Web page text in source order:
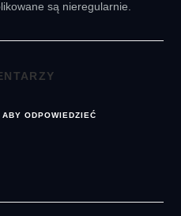
są nieregularnie.
ODPOWIEDZIEĆ